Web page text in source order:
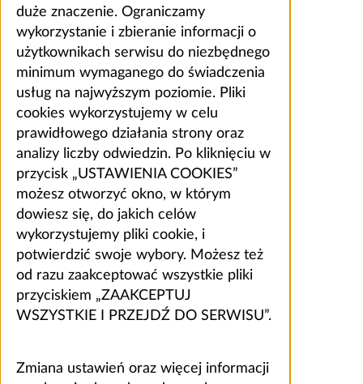
duże znaczenie. Ograniczamy
wykorzystanie i zbieranie informacji o
użytkownikach serwisu do niezbędnego
minimum wymaganego do świadczenia
usług na najwyższym poziomie. Pliki
cookies wykorzystujemy w celu
prawidłowego działania strony oraz
analizy liczby odwiedzin. Po kliknięciu w
przycisk „USTAWIENIA COOKIES”
możesz otworzyć okno, w którym
dowiesz się, do jakich celów
wykorzystujemy pliki cookie, i
potwierdzić swoje wybory. Możesz też
od razu zaakceptować wszystkie pliki
przyciskiem „ZAAKCEPTUJ
WSZYSTKIE I PRZEJDŹ DO SERWISU”.
Zmiana ustawień oraz więcej informacji